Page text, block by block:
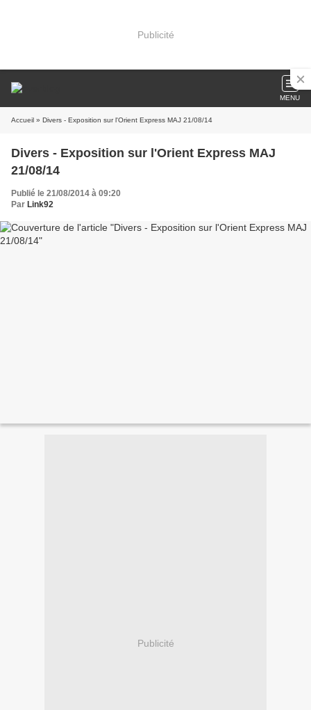
Publicité
MENU
Accueil » Divers - Exposition sur l'Orient Express MAJ 21/08/14
Divers - Exposition sur l'Orient Express MAJ
21/08/14
Publié le 21/08/2014 à 09:20
Par Link92
Publicité